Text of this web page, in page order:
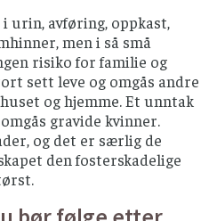
urin, avføring, oppkast,
men i så små
risiko for familie og
sett leve og omgås andre
og hjemme. Et unntak
gravide kvinner.
og det er særlig de
den fosterskadelige